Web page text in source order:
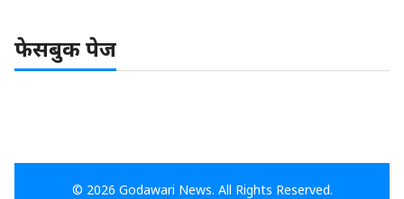
फेसबुक पेज
© 2026 Godawari News. All Rights Reserved.